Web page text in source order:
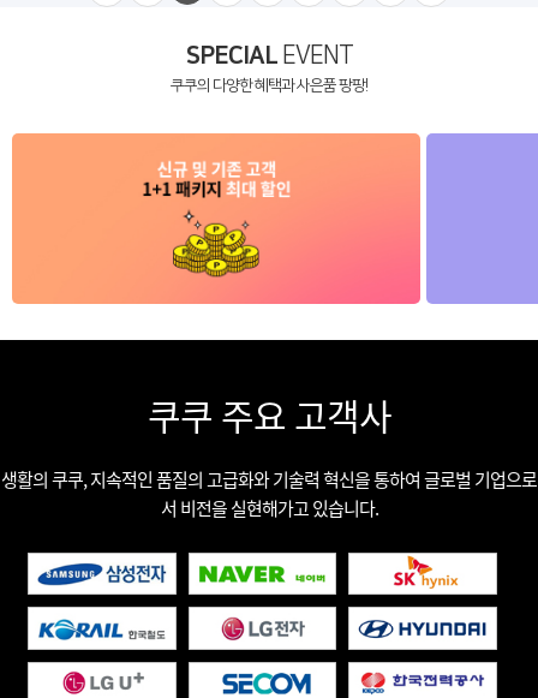
SPECIALEVENT
쿠쿠의 다양한 혜택과 사은품 팡팡!
쿠쿠 주요 고객사
생활의 쿠쿠, 지속적인 품질의 고급화와 기술력 혁신을 통하여 글로벌 기업으로
서 비전을 실현해가고 있습니다.